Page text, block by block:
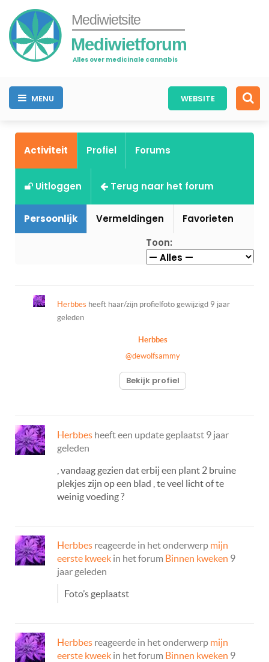
Mediwietsite
Mediwietforum
Alles over medicinale cannabis
MENU WEBSITE
Activiteit Profiel Forums
Uitloggen Terug naar het forum
Persoonlijk Vermeldingen
Favorieten
Toon:
Herbbes heeft haar/zijn profielfoto gewijzigd 9 jaar
geleden
Herbbes
@dewolfsammy
Bekijk profiel
Herbbes heeft een update geplaatst 9 jaar
geleden
, vandaag gezien dat erbij een plant 2 bruine
plekjes zijn op een blad , te veel licht of te
weinig voeding ?
Herbbes reageerde in het onderwerp mijn
eerste kweek in het forum Binnen kweken 9
jaar geleden
Foto’s geplaatst
Herbbes reageerde in het onderwerp mijn
eerste kweek in het forum Binnen kweken 9